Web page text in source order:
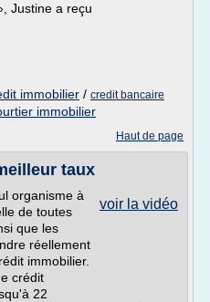
Justine a reçu
immobilier / credit bancaire
immobilier
Haut de page
taux
voir la vidéo
organisme à
de toutes
que les
réellement
immobilier.
crédit
22